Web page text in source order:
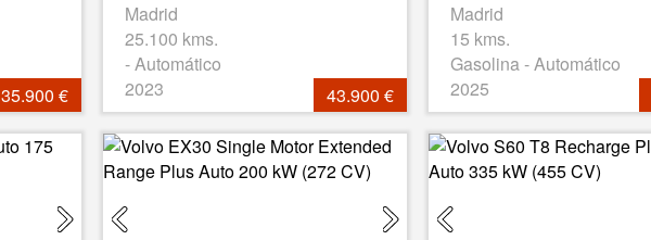
35.900 €
Madrid
25.100 kms.
- Automático
2023
43.900 €
Madrid
15 kms.
Gasolina - Automático
2025